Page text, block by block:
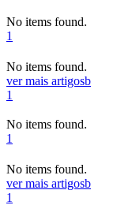
No items found.
1
No items found.
ver mais artigosb
1
No items found.
1
No items found.
ver mais artigosb
1